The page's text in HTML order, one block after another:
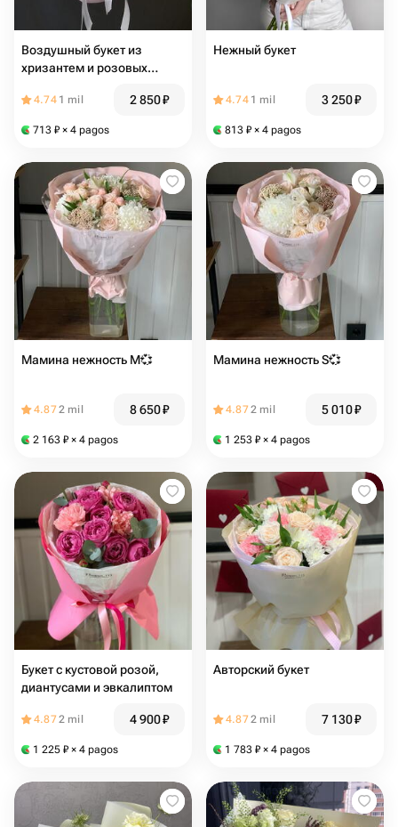
Воздушный букет из
хризантем и розовых
4.74 1 mil 2 850₽
713 ₽ × 4 pagos
Нежный букет
4.74 1 mil 3 250₽
813 ₽ × 4 pagos
Мамина нежность М💞
4.872 mil 8 650₽
2 163 ₽ × 4 pagos
Мамина нежность S💞
4.872 mil 5 010₽
1 253 ₽ × 4 pagos
Букет с кустовой розой,
диантусами и эвкалиптом
4.872 mil 4 900₽
1 225 ₽ × 4 pagos
Авторский букет
4.872 mil 7 130₽
1 783 ₽ × 4 pagos